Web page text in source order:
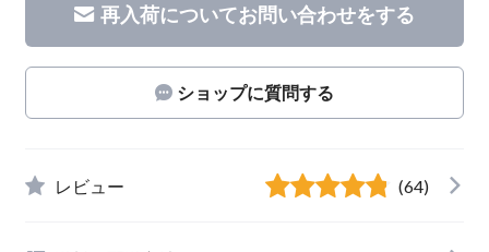
再入荷についてお問い合わせをする
ショップに質問する
レビュー (64)